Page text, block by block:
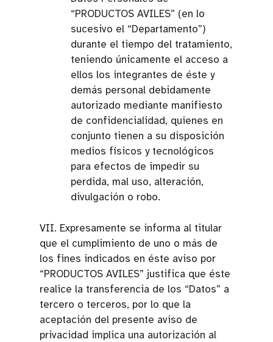
“PRODUCTOS AVILES” (en lo
sucesivo el “Departamento”)
durante el tiempo del tratamiento,
teniendo únicamente el acceso a
ellos los integrantes de éste y
demás personal debidamente
autorizado mediante manifiesto
de confidencialidad, quienes en
conjunto tienen a su disposición
medios físicos y tecnológicos
para efectos de impedir su
perdida, mal uso, alteración,
divulgación o robo.
VII. Expresamente se informa al titular
que el cumplimiento de uno o más de
los fines indicados en éste aviso por
“PRODUCTOS AVILES” justifica que éste
realice la transferencia de los “Datos” a
tercero o terceros, por lo que la
aceptación del presente aviso de
privacidad implica una autorización al